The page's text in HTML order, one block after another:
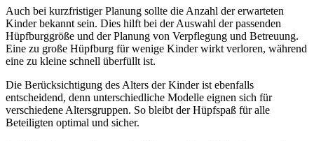
Auch bei kurzfristiger Planung sollte die Anzahl der erwarteten
Kinder bekannt sein. Dies hilft bei der Auswahl der passenden
Hüpfburggröße und der Planung von Verpflegung und Betreuung.
Eine zu große Hüpfburg für wenige Kinder wirkt verloren, während
eine zu kleine schnell überfüllt ist.
Die Berücksichtigung des Alters der Kinder ist ebenfalls
entscheidend, denn unterschiedliche Modelle eignen sich für
verschiedene Altersgruppen. So bleibt der Hüpfspaß für alle
Beteiligten optimal und sicher.